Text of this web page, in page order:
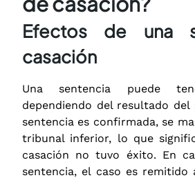
Efectos de una
casación
Una sentencia puede
dependiendo del resultado
sentencia es confirmada, se
tribunal inferior, lo que
casación no tuvo éxito. En
sentencia, el caso es